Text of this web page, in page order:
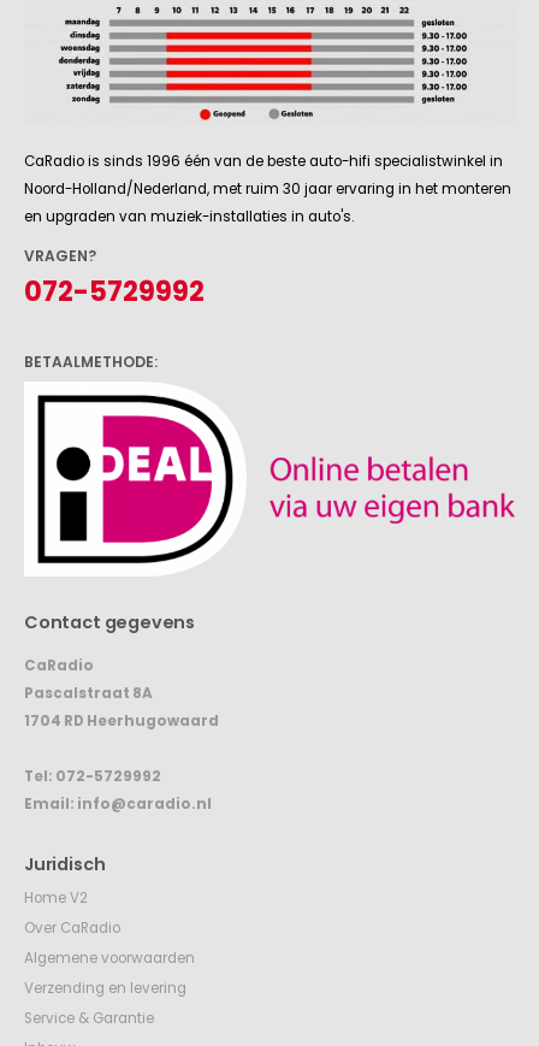
CaRadio is sinds 1996 één van de beste auto-hifi specialistwinkel in
Noord-Holland/Nederland, met ruim 30 jaar ervaring in het monteren
en upgraden van muziek-installaties in auto's.
VRAGEN?
072-5729992
BETAALMETHODE:
Contact gegevens
CaRadio
Pascalstraat 8A
1704 RD Heerhugowaard
Tel: 072-5729992
Email: info@caradio.nl
Juridisch
Home V2
Over CaRadio
Algemene voorwaarden
Verzending en levering
Service & Garantie
Inbouw